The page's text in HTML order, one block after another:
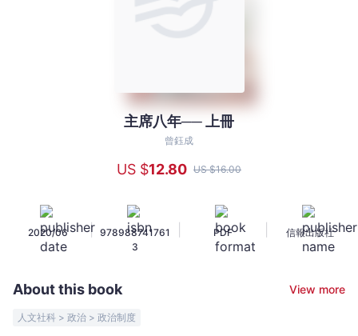
鈺
成
主席八年── 上冊
曾鈺成
US $12.80 US $16.00
2020/06 | 978988741761
3
PDF 信報出版社
About this book View more
人文社科 > 政治 > 政治制度